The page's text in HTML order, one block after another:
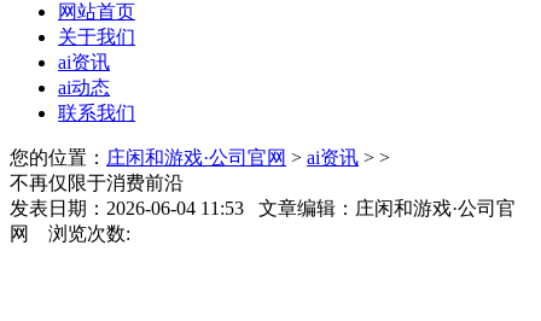
网站首页
关于我们
ai资讯
ai动态
联系我们
您的位置： 庄闲和游戏·公司官网 > ai资讯 > >
不再仅限于消费前沿
发表日期：2026-06-04 11:53 文章编辑：庄闲和游戏·公司官
网 浏览次数: